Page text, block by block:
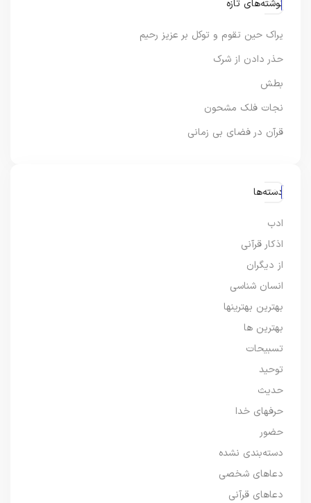
نوشته‌های تازه
یراک حین تقوم و توکل بر عزیز رحیم
حذر دادن از شرک
بطش
نجات فلک مشحون
قرآن در فضای بی زمانی
دسته‌ها
ادب
اذکار قرآنی
از دیگران
انسان شناسی
بهترین بهترینها
بهترین ها
تسبیحات
توحید
حدیث
حرفهای خدا
حضور
دسته‌بندی نشده
دعاهای شخصی
دعاهای قرآنی